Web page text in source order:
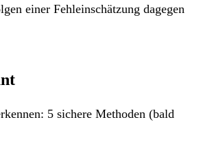
einer Fehleinschätzung dagegen
5 sichere Methoden (bald